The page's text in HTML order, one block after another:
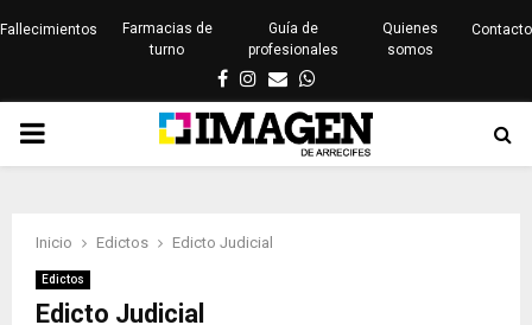
Fallecimientos
Farmacias de
turno
Guía de
profesionales
Quienes
somos
Contacto
Facebook
Instagram
EmailWhatsapp
PRIMARY
Inicio Edictos Edicto Judicial
Edictos
Edicto Judicial